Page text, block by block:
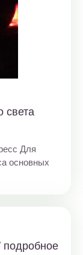
света
Для
основных
подробное